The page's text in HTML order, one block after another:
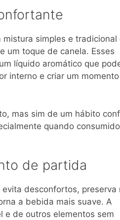
simples e tradicional
um toque de canela. Esses
líquido aromático que
interno e criar um
mas sim de um hábito
quando
de partida
desconfortos, preserva
a bebida mais suave. A
e de outros elementos sem